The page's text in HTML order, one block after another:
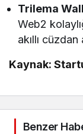
Trilema
Web2
akıllı cüzdan
Kaynak:
Benzer